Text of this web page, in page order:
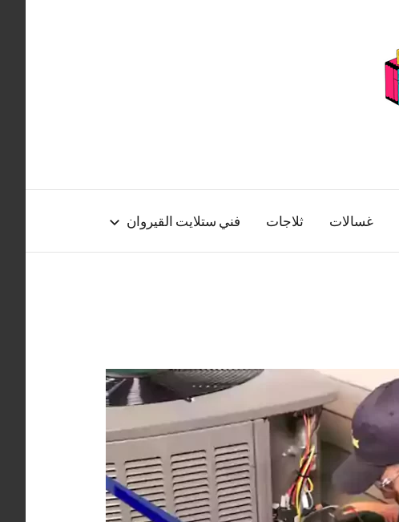
غسالات ثلاجات فني ستلايت القيروان